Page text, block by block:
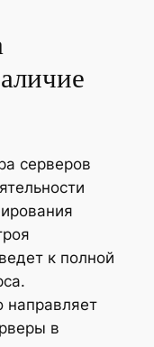
серверов
к полной
направляет
в